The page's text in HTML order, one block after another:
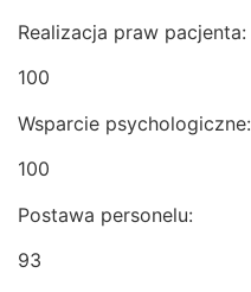
Realizacja praw pacjenta:
100
Wsparcie psychologiczne:
100
Postawa personelu:
93